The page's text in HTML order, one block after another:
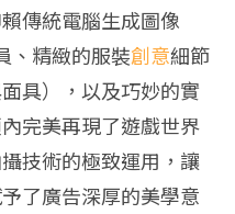
傳統電腦生成圖像
、精緻的服裝創意細節
具），以及巧妙的實
完美再現了遊戲世界
技術的極致運用，讓
了廣告深厚的美學意